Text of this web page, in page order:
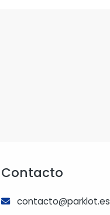
Contacto
contacto@parklot.es